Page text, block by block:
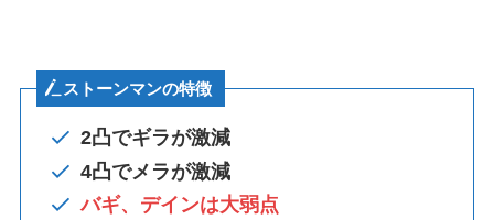
ストーンマンの特徴
2凸でギラが激減
4凸でメラが激減
バギ、デインは大弱点